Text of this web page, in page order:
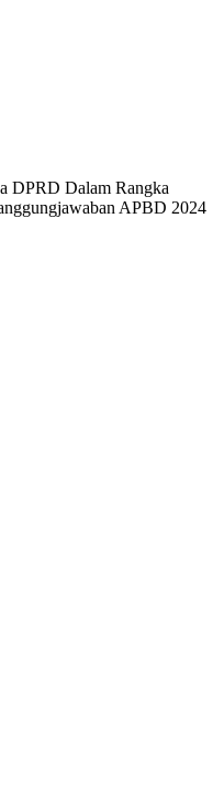
DPRD Dalam Rangka
APBD 2024